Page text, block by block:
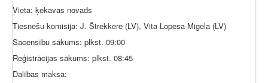
Vieta: ķekavas novads
Tiesnešu komisija: J. Štrekkere (LV), Vita Lopesa-Migela (LV)
Sacensību sākums: plkst. 09:00
Reģistrācijas sākums: plkst. 08:45
Dalības maksa: